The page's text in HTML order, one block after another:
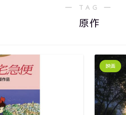
― TAG ―
原作
映画